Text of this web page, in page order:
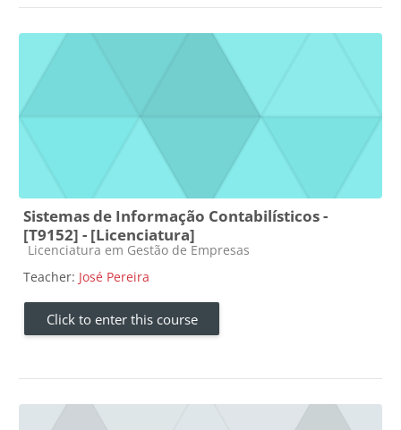
Sistemas de Informação Contabilísticos -
[T9152] - [Licenciatura]
Course category
Licenciatura em Gestão de Empresas
Teacher: José Pereira
Click to enter this course